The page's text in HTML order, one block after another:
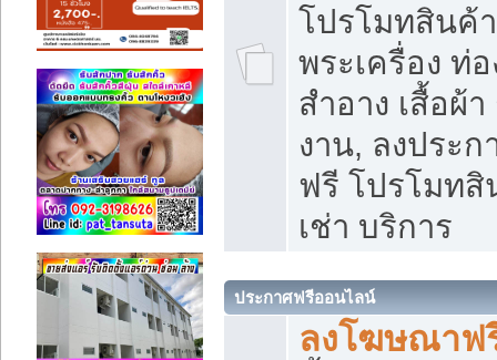
โปรโมทสินค้
พระเครื่อง ท่อ
สำอาง เสื้อผ้
งาน, ลงประ
ฟรี โปรโมท
เช่า บริการ
ประกาศฟรีออนไลน์
ลงโฆษณาฟ